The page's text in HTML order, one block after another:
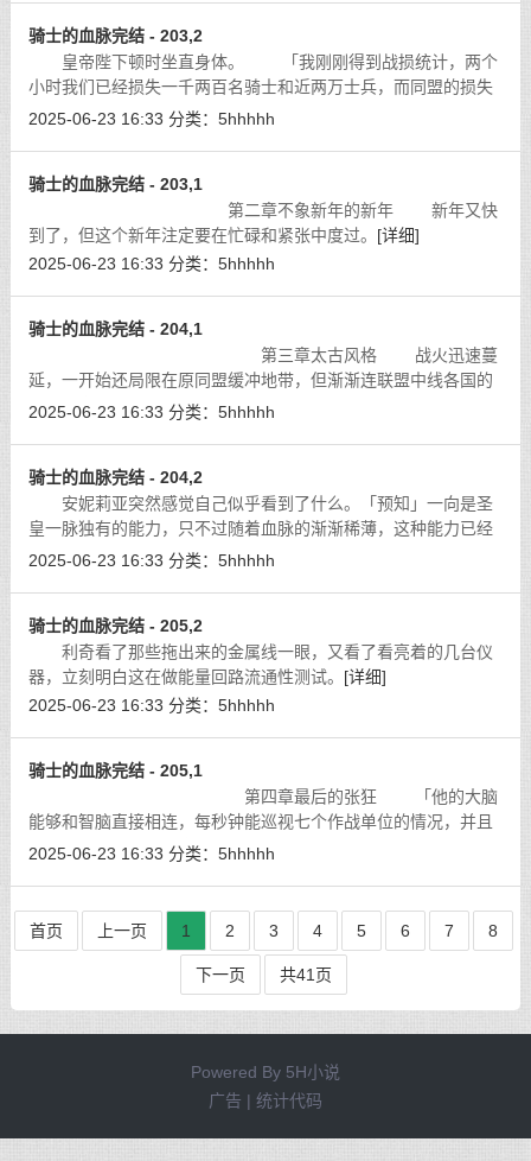
骑士的血脉完结 - 203,2
皇帝陛下顿时坐直身体。 「我刚刚得到战损统计，两个
小时我们已经损失一千两百名骑士和近两万士兵，而同盟的损失
不会超过两百。」[详细]
2025-06-23 16:33 分类： 5hhhhh
骑士的血脉完结 - 203,1
第二章不象新年的新年 新年又快
到了，但这个新年注定要在忙碌和紧张中度过。 [详细]
2025-06-23 16:33 分类： 5hhhhh
骑士的血脉完结 - 204,1
第三章太古风格 战火迅速蔓
延，一开始还局限在原同盟缓冲地带，但渐渐连联盟中线各国的
本土也燃起烽烟。[详细]
2025-06-23 16:33 分类： 5hhhhh
骑士的血脉完结 - 204,2
安妮莉亚突然感觉自己似乎看到了什么。「预知」一向是圣
皇一脉独有的能力，只不过随着血脉的渐渐稀薄，这种能力已经
近乎于消失，只是偶尔起到一些作用。
2025-06-23 16:33 分类： 5hhhhh
骑士的血脉完结 - 205,2
利奇看了那些拖出来的金属线一眼，又看了看亮着的几台仪
器，立刻明白这在做能量回路流通性测试。 [详细]
2025-06-23 16:33 分类： 5hhhhh
骑士的血脉完结 - 205,1
第四章最后的张狂 「他的大脑
能够和智脑直接相连，每秒钟能巡视七个作战单位的情况，并且
做出判断，下达相应命令，也就是说，他随时对战场上的一举一
2025-06-23 16:33 分类： 5hhhhh
首页 上一页 1 2 3 4 5 6 7 8
下一页 共41页
Powered By 5H小说
广告 | 统计代码